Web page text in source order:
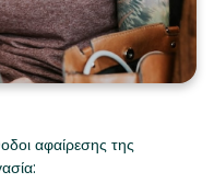
αφαίρεσης της